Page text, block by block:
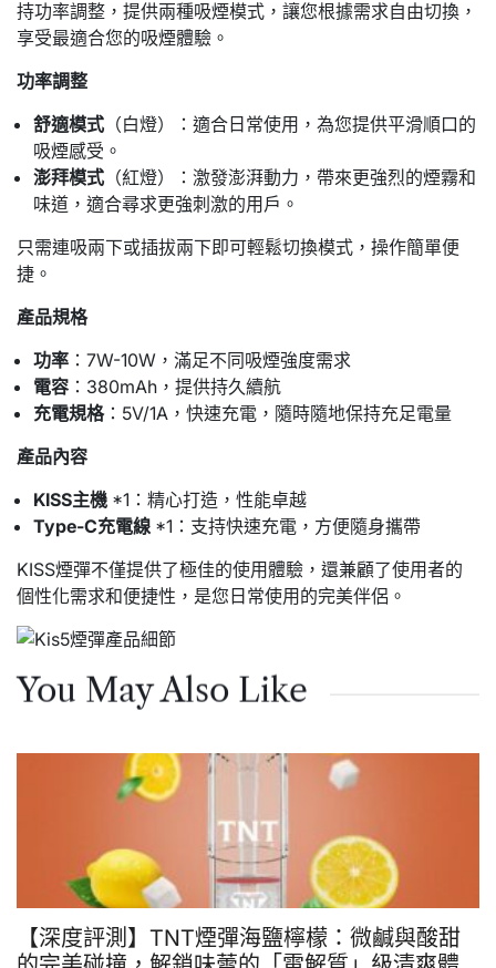
持功率調整，提供兩種吸煙模式，讓您根據需求自由切換，
享受最適合您的吸煙體驗。
功率調整
舒適模式 （白燈）：適合日常使用，為您提供平滑順口的
吸煙感受。
澎拜模式 （紅燈）：激發澎湃動力，帶來更強烈的煙霧和
味道，適合尋求更強刺激的用戶。
只需連吸兩下或插拔兩下即可輕鬆切換模式，操作簡單便
捷。
產品規格
功率 ：7W-10W，滿足不同吸煙強度需求
電容 ：380mAh，提供持久續航
充電規格：5V/1A，快速充電，隨時隨地保持充足電量
產品內容
KISS主機 *1：精心打造，性能卓越
Type-C充電線 *1：支持快速充電，方便隨身攜帶
KISS煙彈不僅提供了極佳的使用體驗，還兼顧了使用者的
個性化需求和便捷性，是您日常使用的完美伴侶。
You May Also Like
【深度評測】TNT煙彈海鹽檸檬：微鹹與酸甜